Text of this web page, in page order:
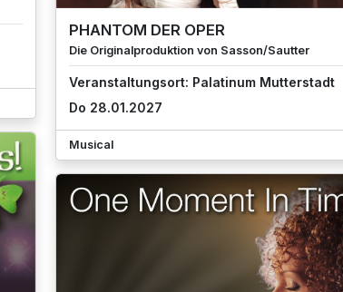
PHANTOM DER OPER
Die Originalproduktion von Sasson/Sautter
Veranstaltungsort: Palatinum Mutterstadt
Do 28.01.2027
Musical